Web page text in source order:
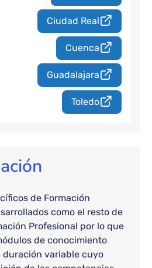
Ciudad Real
Cuenca
Guadalajara
Toledo
de Formación
como el resto de
Profesional por lo que
de conocimiento
variable cuyo